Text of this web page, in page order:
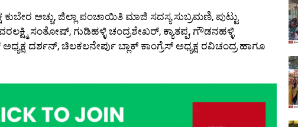
ಅಚ್ಚು, ಜಿಲ್ಲಾ ಪಂಚಾಯಿತಿ ಮಾಜಿ ಸದಸ್ಯ ಸುಬ್ರಮಣಿ, ಪುಟ್ಟು
ಸಂತೋಷ್, ಗುಡಿಹಳ್ಳಿ ಚಂದ್ರಶೇಖರ್, ಕ್ಯಾತಪ್ಪ, ಗೌಡನಹಳ್ಳಿ
ದರ್ಶನ್, ಚಿಲಕಲನೇರ್ಪು ಬ್ಲಾಕ್ ಕಾಂಗ್ರೆಸ್ ಅಧ್ಯಕ್ಷ ರವಿಚಂದ್ರ ಹಾಗೂ